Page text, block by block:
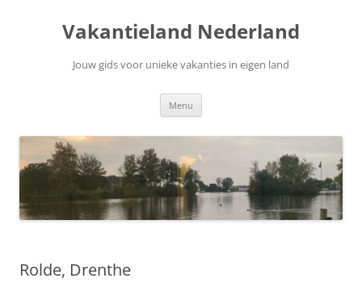
Vakantieland Nederland
Jouw gids voor unieke vakanties in eigen land
Menu
Rolde, Drenthe